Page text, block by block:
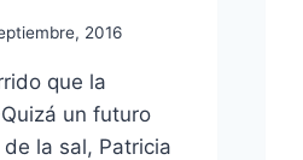
2016
que la
un futuro
la sal, Patricia